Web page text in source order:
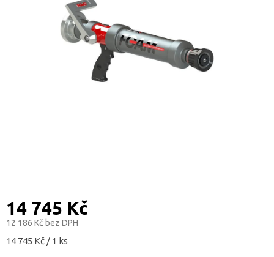
14 745 Kč
12 186 Kč bez DPH
Měrná
14 745 Kč / 1 ks